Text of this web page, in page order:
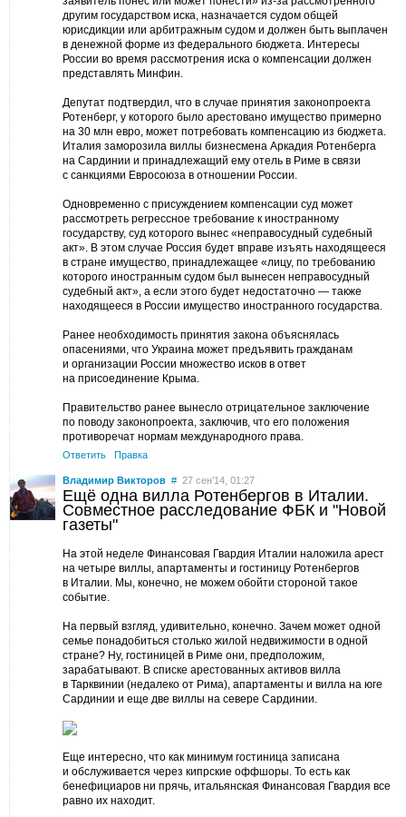
другим государством иска, назначается судом общей
юрисдикции или арбитражным судом и должен быть выплачен
в денежной форме из федерального бюджета. Интересы
России во время рассмотрения иска о компенсации должен
представлять Минфин.
Депутат подтвердил, что в случае принятия законопроекта
Ротенберг, у которого было арестовано имущество примерно
на 30 млн евро, может потребовать компенсацию из бюджета.
Италия заморозила виллы бизнесмена Аркадия Ротенберга
на Сардинии и принадлежащий ему отель в Риме в связи
с санкциями Евросоюза в отношении России.
Одновременно с присуждением компенсации суд может
рассмотреть регрессное требование к иностранному
государству, суд которого вынес «неправосудный судебный
акт». В этом случае Россия будет вправе изъять находящееся
в стране имущество, принадлежащее «лицу, по требованию
которого иностранным судом был вынесен неправосудный
судебный акт», а если этого будет недостаточно — также
находящееся в России имущество иностранного государства.
Ранее необходимость принятия закона объяснялась
опасениями, что Украина может предъявить гражданам
и организации России множество исков в ответ
на присоединение Крыма.
Правительство ранее вынесло отрицательное заключение
по поводу законопроекта, заключив, что его положения
противоречат нормам международного права.
Ответить Правка
Владимир Викторов # 27 сен’14, 01:27
Ещё одна вилла Ротенбергов в Италии.
Совместное расследование ФБК и "Новой
газеты"
На этой неделе Финансовая Гвардия Италии наложила арест
на четыре виллы, апартаменты и гостиницу Ротенбергов
в Италии. Мы, конечно, не можем обойти стороной такое
событие.
На первый взгляд, удивительно, конечно. Зачем может одной
семье понадобиться столько жилой недвижимости в одной
стране? Ну, гостиницей в Риме они, предположим,
зарабатывают. В списке арестованных активов вилла
в Тарквинии (недалеко от Рима), апартаменты и вилла на юге
Сардинии и еще две виллы на севере Сардинии.
Еще интересно, что как минимум гостиница записана
и обслуживается через кипрские оффшоры. То есть как
бенефициаров ни прячь, итальянская Финансовая Гвардия все
равно их находит.